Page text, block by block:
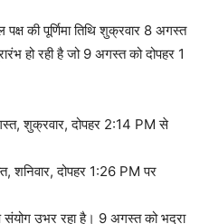
की पूर्णिमा तिथि शुक्रवार 8 अगस्त
हो रही है जो 9 अगस्त को दोपहर 1
शुक्रवार, दोपहर 2:14 PM से
शनिवार, दोपहर 1:26 PM पर
संयोग उभर रहा है। 9 अगस्त को भद्रा